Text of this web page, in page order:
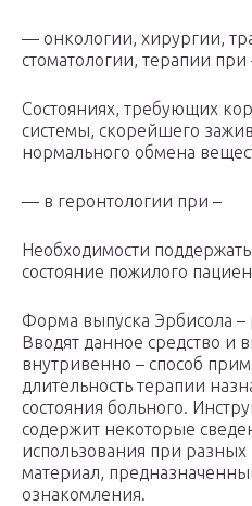
— онкологии, хирургии,
стоматологии, терапии при
Состояниях, требующих
системы, скорейшего
нормального обмена
— в геронтологии при –
Необходимости
состояние пожилого
Форма выпуска Эрбисола –
Вводят данное средство и
внутривенно – способ
длительность терапии
состояния больного.
содержит некоторые
использования при разных
материал,
ознакомления.